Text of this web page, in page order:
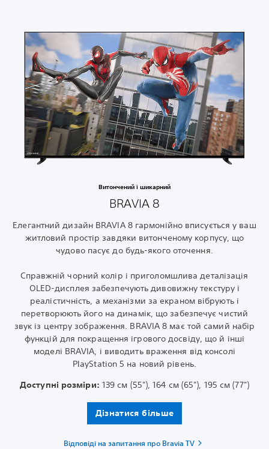
Витончений і шикарний
BRAVIA 8
Елегантний дизайн BRAVIA 8 гармонійно вписується у ваш
житловий простір завдяки витонченому корпусу, що
чудово пасує до будь-якого оточення.
Справжній чорний колір і приголомшлива деталізація
OLED-дисплея забезпечують дивовижну текстуру і
реалістичність, а механізми за екраном вібрують і
перетворюють його на динамік, що забезпечує чистий
звук із центру зображення. BRAVIA 8 має той самий набір
функцій для покращення ігрового досвіду, що й інші
моделі BRAVIA, і виводить враження від консолі
PlayStation 5 на новий рівень.
Доступні розміри: 139 см (55"), 164 см (65"), 195 см (77")
Дізнатися більше
Відповіді на запитання про Bravia TV